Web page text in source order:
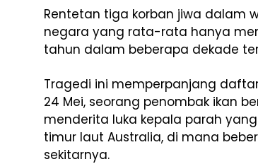
Rentetan tiga korban jiwa dalam
negara yang rata-rata hanya
tahun dalam beberapa dekade
Tragedi ini memperpanjang
24 Mei, seorang penombak ikan
menderita luka kepala parah
timur laut Australia, di mana
sekitarnya.